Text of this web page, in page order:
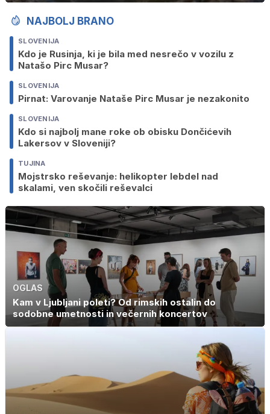
NAJBOLJ BRANO
SLOVENIJA
Kdo je Rusinja, ki je bila med nesrečo v vozilu z
Natašo Pirc Musar?
SLOVENIJA
Pirnat: Varovanje Nataše Pirc Musar je nezakonito
SLOVENIJA
Kdo si najbolj mane roke ob obisku Dončićevih
Lakersov v Sloveniji?
TUJINA
Mojstrsko reševanje: helikopter lebdel nad
skalami, ven skočili reševalci
OGLAS
Kam v Ljubljani poleti? Od rimskih ostalin do
sodobne umetnosti in večernih koncertov